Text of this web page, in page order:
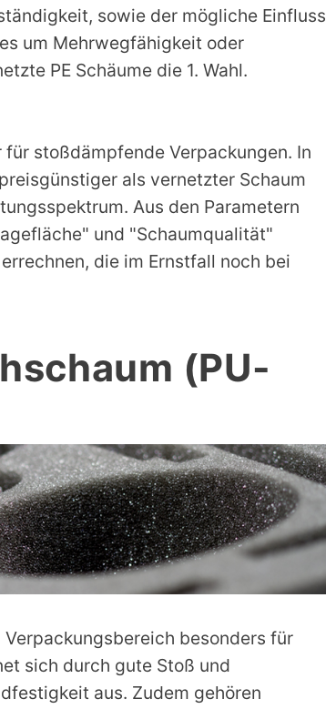
sowie der mögliche Einfluss
um Mehrwegfähigkeit oder
PE Schäume die 1. Wahl.
stoßdämpfende Verpackungen. In
als vernetzter Schaum
Aus den Parametern
und "Schaumqualität"
die im Ernstfall noch bei
(PU-
besonders für
sich durch gute Stoß und
aus. Zudem gehören